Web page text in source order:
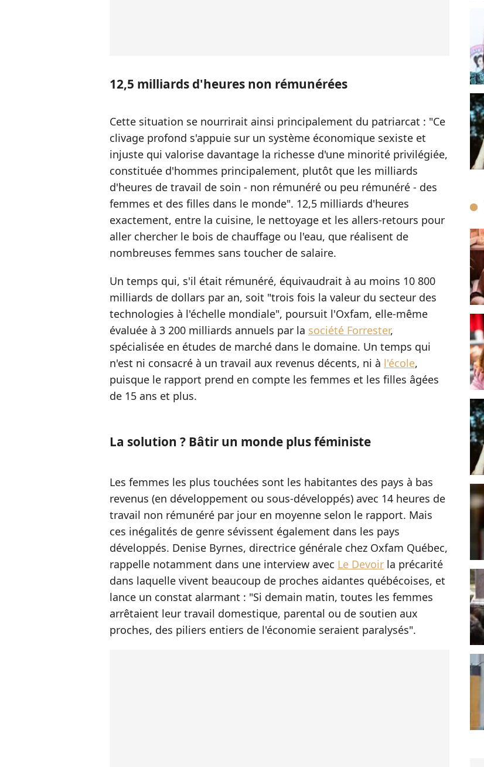
12,5 milliards d'heures non rémunérées
Cette situation se nourrirait ainsi principalement du patriarcat : "Ce
clivage profond s'appuie sur un système économique sexiste et
injuste qui valorise davantage la richesse d'une minorité privilégiée,
constituée d'hommes principalement, plutôt que les milliards
d'heures de travail de soin - non rémunéré ou peu rémunéré - des
femmes et des filles dans le monde". 12,5 milliards d'heures
exactement, entre la cuisine, le nettoyage et les allers-retours pour
aller chercher le bois de chauffage ou l'eau, que réalisent de
nombreuses femmes sans toucher de salaire.
Un temps qui, s'il était rémunéré, équivaudrait à au moins 10 800
milliards de dollars par an, soit "trois fois la valeur du secteur des
technologies à l'échelle mondiale", poursuit l'Oxfam, elle-même
évaluée à 3 200 milliards annuels par la société Forrester,
spécialisée en études de marché dans le domaine. Un temps qui
n'est ni consacré à un travail aux revenus décents, ni à l'école,
puisque le rapport prend en compte les femmes et les filles âgées
de 15 ans et plus.
La solution ? Bâtir un monde plus féministe
Les femmes les plus touchées sont les habitantes des pays à bas
revenus (en développement ou sous-développés) avec 14 heures de
travail non rémunéré par jour en moyenne selon le rapport. Mais
ces inégalités de genre sévissent également dans les pays
développés. Denise Byrnes, directrice générale chez Oxfam Québec,
rappelle notamment dans une interview avec Le Devoir la précarité
dans laquelle vivent beaucoup de proches aidantes québécoises, et
lance un constat alarmant : "Si demain matin, toutes les femmes
arrêtaient leur travail domestique, parental ou de soutien aux
proches, des piliers entiers de l'économie seraient paralysés".